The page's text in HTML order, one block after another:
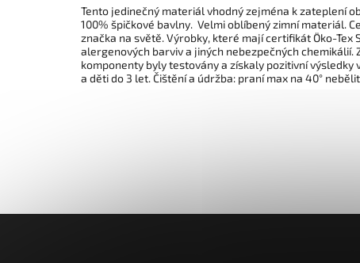
Tento jedinečný materiál vhodný zejména k zateplení
100% špičkové bavlny. Velmi oblíbený zimní materiál.
značka na světě. Výrobky, které mají certifikát Öko-
alergenových barviv a jiných nebezpečných
komponenty byly testovány a získaly pozitivní
a děti do 3 let. Čištění a údržba: praní max na 40°